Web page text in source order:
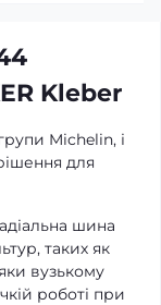
Kleber
Michelin, і
для
шина
таких як
вузькому
роботі при